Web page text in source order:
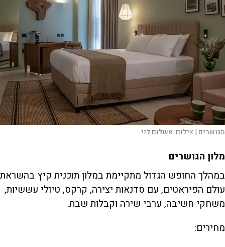
הגושרים | צילום:אשלום לוי
מלון הגושרים
במהלך החופש הגדול מתקיימת במלון תוכנית קיץ בהשראת
עולם הפיראטים, עם סדנאות יצירה, קרקס, טיולי עששיות,
משחקי חשיבה, ערבי שירה וקבלות שבת.
מחירים: